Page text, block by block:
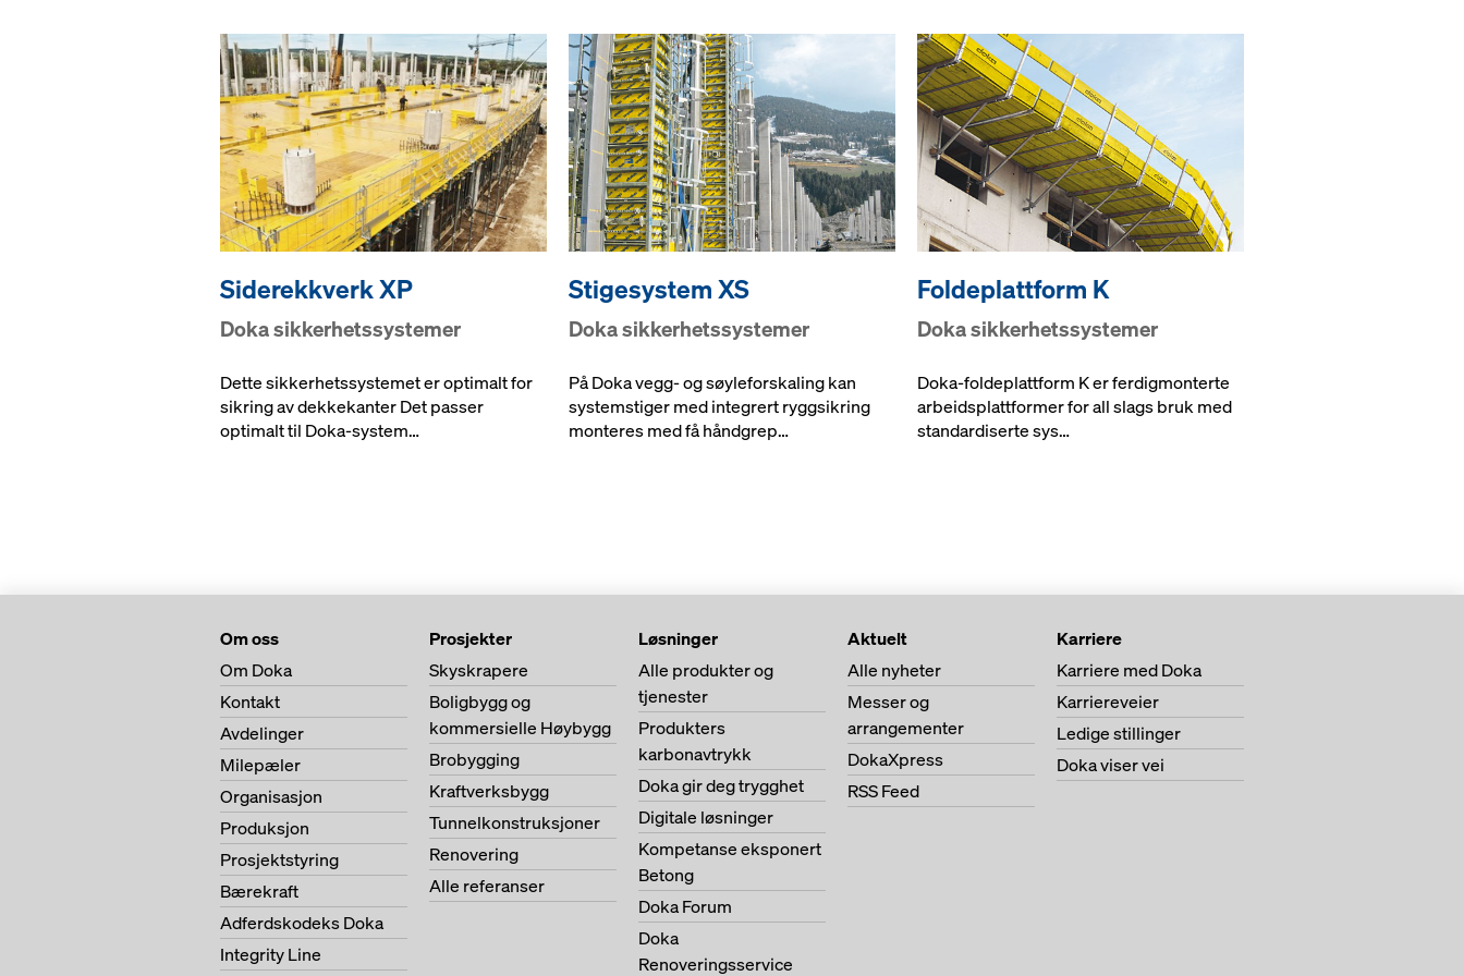
Siderekkverk XP
Doka sikkerhetssystemer
Dette sikkerhetssystemet er optimalt for
sikring av dekkekanter Det passer
optimalt til Doka-system…
Stigesystem XS
Doka sikkerhetssystemer
På Doka vegg- og søyleforskaling kan
systemstiger med integrert ryggsikring
monteres med få håndgrep…
Foldeplattform K
Doka sikkerhetssystemer
Doka-foldeplattform K er ferdigmonterte
arbeidsplattformer for all slags bruk med
standardiserte sys…
Om oss
Om Doka
Kontakt
Avdelinger
Milepæler
Organisasjon
Produksjon
Prosjektstyring
Bærekraft
Adferdskodeks Doka
Integrity Line
Prosjekter
Skyskrapere
Boligbygg og
kommersielle Høybygg
Brobygging
Kraftverksbygg
Tunnelkonstruksjoner
Renovering
Alle referanser
Løsninger
Alle produkter og
tjenester
Produkters
karbonavtrykk
Doka gir deg trygghet
Digitale løsninger
Kompetanse eksponert
Betong
Doka Forum
Doka
Renoveringsservice
Aktuelt
Alle nyheter
Messer og
arrangementer
DokaXpress
RSS Feed
Karriere
Karriere med Doka
Karriereveier
Ledige stillinger
Doka viser vei